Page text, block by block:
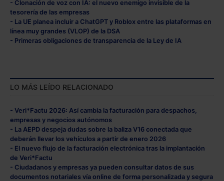
- Clonación de voz con IA: el nuevo enemigo invisible de la
tesorería de las empresas
- La UE planea incluir a ChatGPT y Roblox entre las plataformas en
línea muy grandes (VLOP) de la DSA
- Primeras obligaciones de transparencia de la Ley de IA
LO MÁS LEÍDO RELACIONADO
- Veri*Factu 2026: Así cambia la facturación para despachos,
empresas y negocios autónomos
- La AEPD despeja dudas sobre la baliza V16 conectada que
deberán llevar los vehículos a partir de enero 2026
- El nuevo flujo de la facturación electrónica tras la implantación
de Veri*Factu
- Ciudadanos y empresas ya pueden consultar datos de sus
documentos notariales vía online de forma personalizada y segura